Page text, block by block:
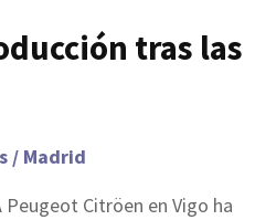
tras las
/ Madrid
Citröen en Vigo ha